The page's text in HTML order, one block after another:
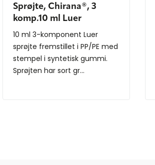
Sprøjte, Chirana®, 3
komp.10 ml Luer
10 ml 3-komponent Luer
sprøjte fremstillet i PP/PE med
stempel i syntetisk gummi.
Sprøjten har sort gr...